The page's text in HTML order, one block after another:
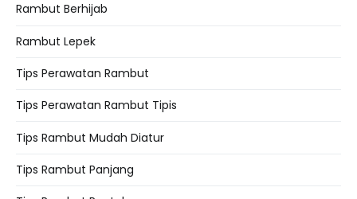
Rambut Berhijab
Rambut Lepek
Tips Perawatan Rambut
Tips Perawatan Rambut Tipis
Tips Rambut Mudah Diatur
Tips Rambut Panjang